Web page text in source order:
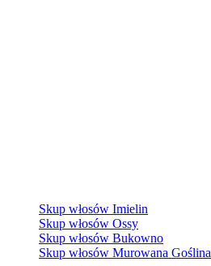
Skup włosów Imielin
Skup włosów Ossy
Skup włosów Bukowno
Skup włosów Murowana Goślina